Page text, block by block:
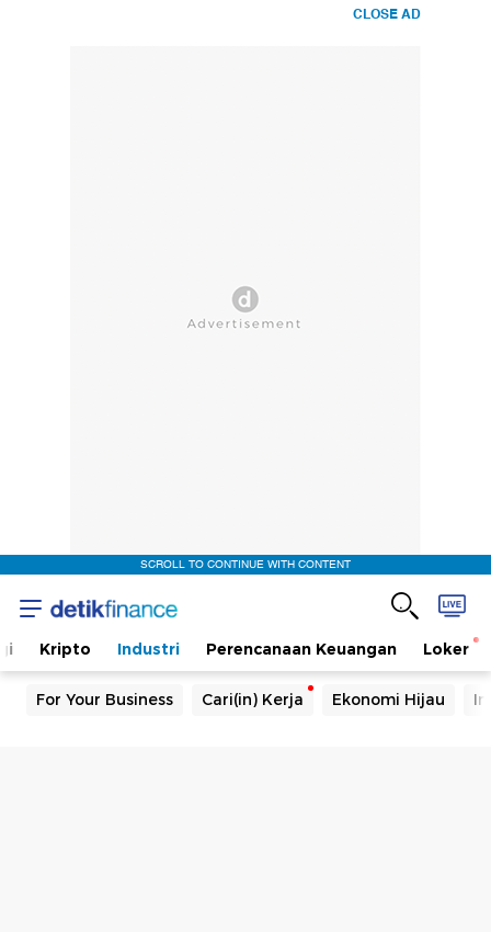
CLOSE AD
SCROLL TO CONTINUE WITH CONTENT
Kripto Industri Perencanaan Keuangan Loker
For Your Business Cari(in) Kerja Ekonomi Hijau